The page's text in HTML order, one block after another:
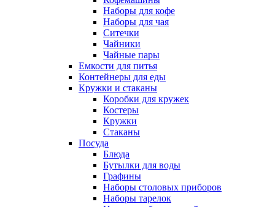
Наборы для кофе
Наборы для чая
Ситечки
Чайники
Чайные пары
Емкости для питья
Контейнеры для еды
Кружки и стаканы
Коробки для кружек
Костеры
Кружки
Стаканы
Посуда
Блюда
Бутылки для воды
Графины
Наборы столовых приборов
Наборы тарелок